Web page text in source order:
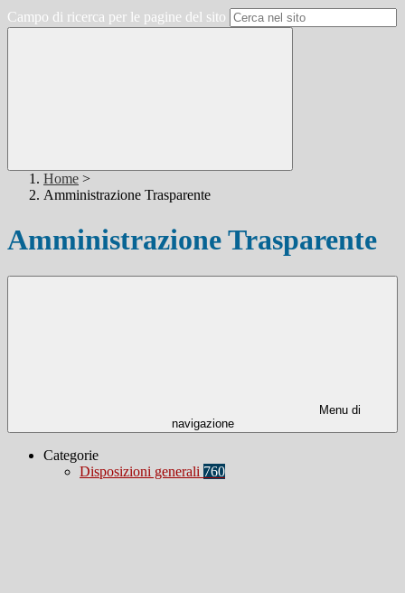
Campo di ricerca per le pagine del sito
Home >
Amministrazione Trasparente
Amministrazione Trasparente
Menu di
navigazione
Categorie
Disposizioni generali 760